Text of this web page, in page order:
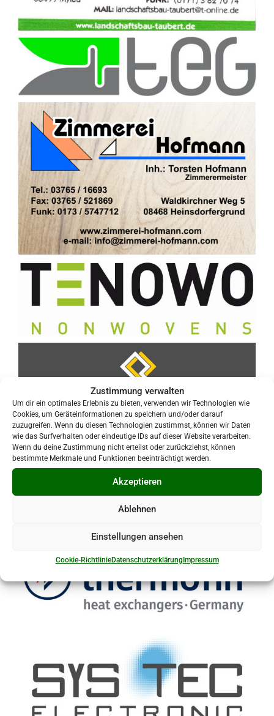
Zustimmung verwalten
Um dir ein optimales Erlebnis zu bieten, verwenden wir Technologien wie
Cookies, um Geräteinformationen zu speichern und/oder darauf
zuzugreifen. Wenn du diesen Technologien zustimmst, können wir Daten
wie das Surfverhalten oder eindeutige IDs auf dieser Website verarbeiten.
Wenn du deine Zustimmung nicht erteilst oder zurückziehst, können
bestimmte Merkmale und Funktionen beeinträchtigt werden.
Akzeptieren
Ablehnen
Einstellungen ansehen
Cookie-RichtlinieDatenschutzerklärungImpressum